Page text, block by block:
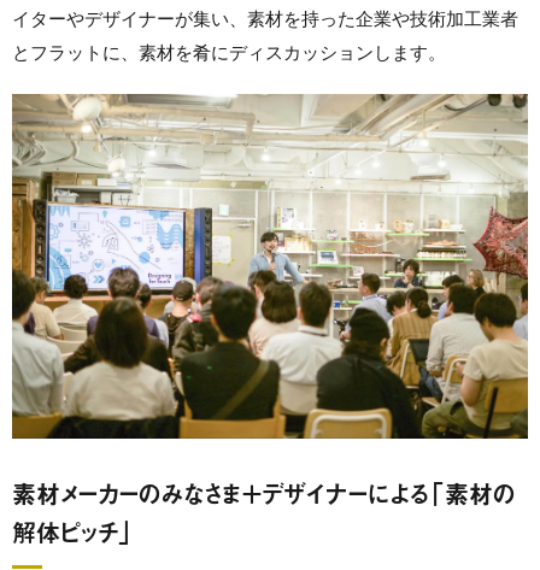
イターやデザイナーが集い、素材を持った企業や技術加工業者
とフラットに、素材を肴にディスカッションします。
素材メーカーのみなさま＋デザイナーによる「素材の
解体ピッチ」